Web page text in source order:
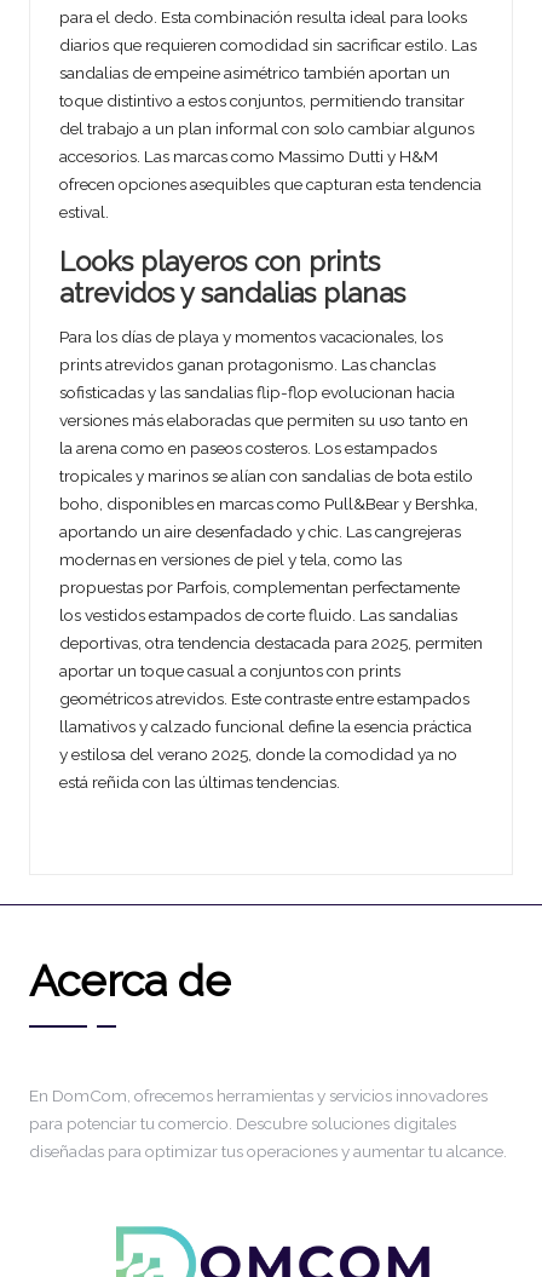
para el dedo. Esta combinación resulta ideal para looks
diarios que requieren comodidad sin sacrificar estilo. Las
sandalias de empeine asimétrico también aportan un
toque distintivo a estos conjuntos, permitiendo transitar
del trabajo a un plan informal con solo cambiar algunos
accesorios. Las marcas como Massimo Dutti y H&M
ofrecen opciones asequibles que capturan esta tendencia
estival.
Looks playeros con prints
atrevidos y sandalias planas
Para los días de playa y momentos vacacionales, los
prints atrevidos ganan protagonismo. Las chanclas
sofisticadas y las sandalias flip-flop evolucionan hacia
versiones más elaboradas que permiten su uso tanto en
la arena como en paseos costeros. Los estampados
tropicales y marinos se alían con sandalias de bota estilo
boho, disponibles en marcas como Pull&Bear y Bershka,
aportando un aire desenfadado y chic. Las cangrejeras
modernas en versiones de piel y tela, como las
propuestas por Parfois, complementan perfectamente
los vestidos estampados de corte fluido. Las sandalias
deportivas, otra tendencia destacada para 2025, permiten
aportar un toque casual a conjuntos con prints
geométricos atrevidos. Este contraste entre estampados
llamativos y calzado funcional define la esencia práctica
y estilosa del verano 2025, donde la comodidad ya no
está reñida con las últimas tendencias.
Acerca de
En DomCom, ofrecemos herramientas y servicios innovadores
para potenciar tu comercio. Descubre soluciones digitales
diseñadas para optimizar tus operaciones y aumentar tu alcance.